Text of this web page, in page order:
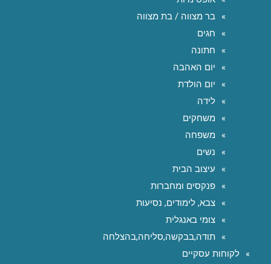
בר מצווה / בת מצווה
חגים
חתונה
יום האהבה
יום הולדת
לידה
משחקים
משפחה
נשים
עיצוב הבית
פנקסים ומחברות
צבא, לימודים, נסיעות
צומי באנגלית
תודה,בבקשה,סליחה,בהצלחה
לקוחות עסקיים